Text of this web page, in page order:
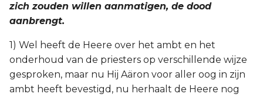
Judas
Openbaring
zich zouden willen aanmatigen, de dood
aanbrengt.
1) Wel heeft de Heere over het ambt en het
onderhoud van de priesters op verschillende wijze
gesproken, maar nu Hij Aäron voor aller oog in zijn
ambt heeft bevestigd, nu herhaalt de Heere nog